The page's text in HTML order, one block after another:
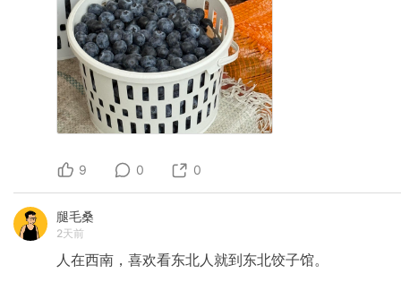
9 0 0
腿毛桑
2天前
人在西南，喜欢看东北人就到东北饺子馆。